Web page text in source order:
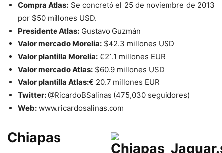
Compra Atlas: Se concretó el 25 de noviembre de 2013
por $50 millones USD.
Presidente Atlas: Gustavo Guzmán
Valor mercado Morelia: $42.3 millones USD
Valor plantilla Morelia: €21.1 millones EUR
Valor mercado Atlas: $60.9 millones USD
Valor plantilla Atlas:€ 20.7 millones EUR
Twitter:@RicardoBSalinas (475,030 seguidores)
Web: www.ricardosalinas.com
Chiapas